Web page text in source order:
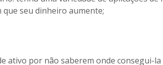
que seu dinheiro aumente;
ativo por não saberem onde consegui-